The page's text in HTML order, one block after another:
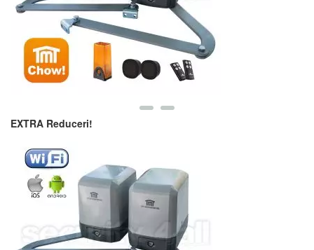
EXTRA Reduceri!